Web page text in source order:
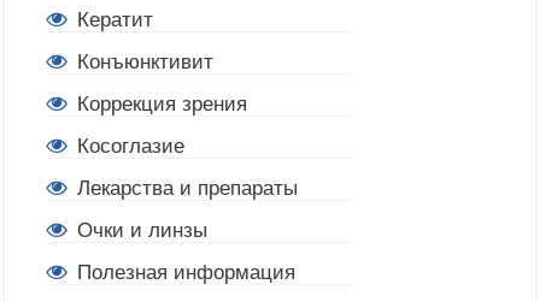
Кератит
Конъюнктивит
Коррекция зрения
Косоглазие
Лекарства и препараты
Очки и линзы
Полезная информация